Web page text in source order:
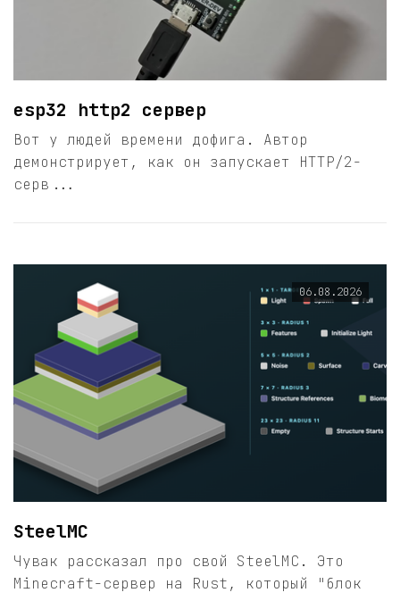
esp32 http2 сервер
Вот у людей времени дофига. Автор
демонстрирует, как он запускает HTTP/2-
серв...
06.08.2026
SteelMC
Чувак рассказал про свой SteelMC. Это
Minecraft-сервер на Rust, который "блок